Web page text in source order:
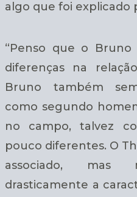
algo que foi explicado
“Penso que o
diferenças na
Bruno também
como segundo
no campo, talvez
pouco diferentes. O
associado,
drasticamente a